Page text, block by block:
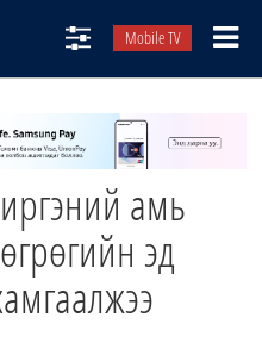
Mobile TV
амь
эд